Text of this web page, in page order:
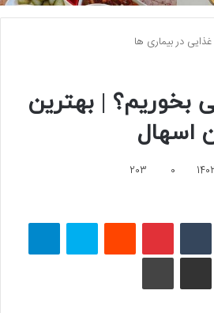
غذایی در بیماری ها
بخوریم؟ | بهترین
اسهال
0
203
لینکداین پینتریست اسکایپ
چاپ